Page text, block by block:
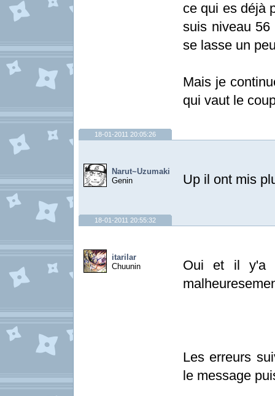
ce qui es déjà
suis niveau
se lasse un
Mais je
qui vaut le
18-01-2011 20:05:26
Narut~Uzumaki
Genin
Up il ont mis
18-01-2011 20:55:32
itarilar
Chuunin
Oui et il y'a
Les erreurs
le message